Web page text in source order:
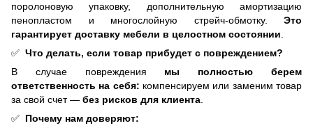
поролоновую упаковку, дополнительную амортизацию
пенопластом и многослойную стрейч-обмотку. Это
гарантирует доставку мебели в целостном состоянии.
✅ Что делать, если товар прибудет с повреждением?
В случае повреждения мы полностью берем
ответственность на себя: компенсируем или заменим товар
за свой счет — без рисков для клиента.
✅ Почему нам доверяют: